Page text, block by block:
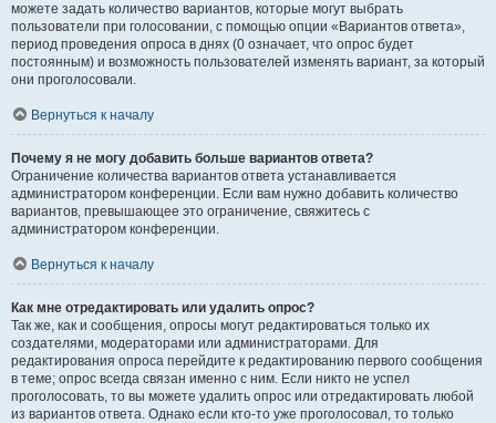
можете задать количество вариантов, которые могут выбрать
пользователи при голосовании, с помощью опции «Вариантов ответа»,
период проведения опроса в днях (0 означает, что опрос будет
постоянным) и возможность пользователей изменять вариант, за который
они проголосовали.
Вернуться к началу
Почему я не могу добавить больше вариантов ответа?
Ограничение количества вариантов ответа устанавливается
администратором конференции. Если вам нужно добавить количество
вариантов, превышающее это ограничение, свяжитесь с
администратором конференции.
Вернуться к началу
Как мне отредактировать или удалить опрос?
Так же, как и сообщения, опросы могут редактироваться только их
создателями, модераторами или администраторами. Для
редактирования опроса перейдите к редактированию первого сообщения
в теме; опрос всегда связан именно с ним. Если никто не успел
проголосовать, то вы можете удалить опрос или отредактировать любой
из вариантов ответа. Однако если кто-то уже проголосовал, то только